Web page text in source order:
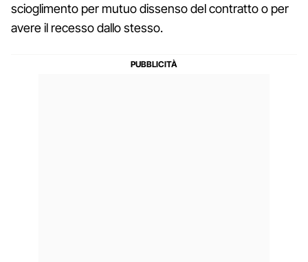
scioglimento per mutuo dissenso del contratto o per
avere il recesso dallo stesso.